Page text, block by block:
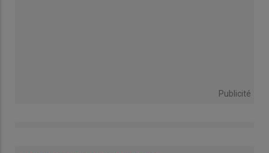
Publicité